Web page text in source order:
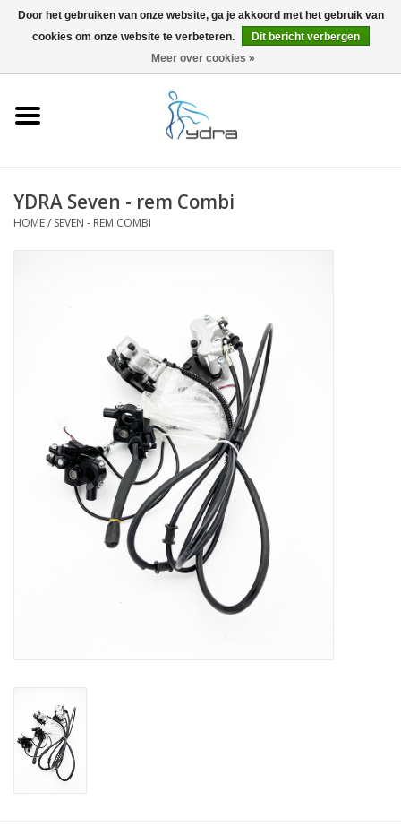
0 Artikelen - €0,00
YDRA Seven - rem Combi
HOME/ SEVEN - REM COMBI
Door het gebruiken van onze website, ga je akkoord met het gebruik van
cookies om onze website te verbeteren.
Dit bericht verbergen
Meer over cookies »